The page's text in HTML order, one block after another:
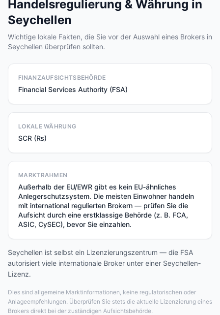
Handelsregulierung & Währung in
Seychellen
Wichtige lokale Fakten, die Sie vor der Auswahl eines Brokers in
Seychellen überprüfen sollten.
FINANZAUFSICHTSBEHÖRDE
Financial Services Authority (FSA)
LOKALE WÄHRUNG
SCR (₨)
MARKTRAHMEN
Außerhalb der EU/EWR gibt es kein EU-ähnliches
Anlegerschutzsystem. Die meisten Einwohner handeln
mit international regulierten Brokern — prüfen Sie die
Aufsicht durch eine erstklassige Behörde (z. B. FCA,
ASIC, CySEC), bevor Sie einzahlen.
Seychellen ist selbst ein Lizenzierungszentrum — die FSA
autorisiert viele internationale Broker unter einer Seychellen-
Lizenz.
Dies sind allgemeine Marktinformationen, keine regulatorischen oder
Anlageempfehlungen. Überprüfen Sie stets die aktuelle Lizenzierung eines
Brokers direkt bei der zuständigen Aufsichtsbehörde.